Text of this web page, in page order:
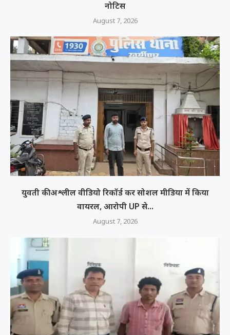
नोटिस
August 7, 2026
युवती की अश्लील वीडियो रिकॉर्ड कर सोशल मीडिया में किया
वायरल, आरोपी UP से...
August 7, 2026